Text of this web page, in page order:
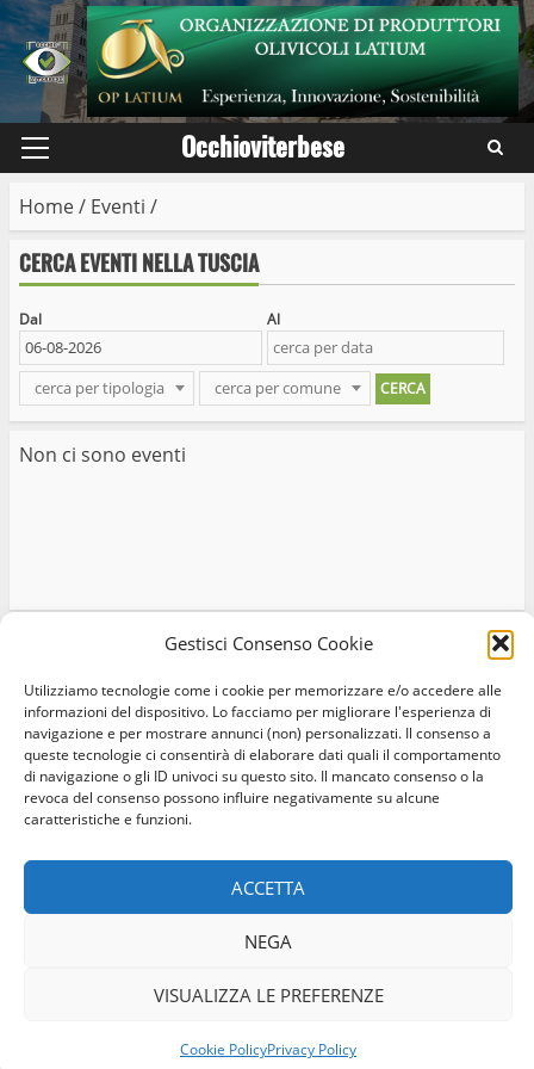
Gestisci Consenso Cookie
Utilizziamo tecnologie come i cookie per memorizzare e/o accedere alle
informazioni del dispositivo. Lo facciamo per migliorare l'esperienza di
navigazione e per mostrare annunci (non) personalizzati. Il consenso a
queste tecnologie ci consentirà di elaborare dati quali il comportamento
di navigazione o gli ID univoci su questo sito. Il mancato consenso o la
revoca del consenso possono influire negativamente su alcune
caratteristiche e funzioni.
ACCETTA
NEGA
VISUALIZZA LE PREFERENZE
Cookie PolicyPrivacy Policy
Skip
to
content
Primary
Occhioviterbese
Home/ Eventi /
CERCA EVENTI NELLA TUSCIA
Dal Al
cerca per tipologia cerca per comune
Non ci sono eventi
Home Privacy Policy Cookie Policy Contatti
FacebookInstagram
Twitter
© Occhio Viterbese - Codice 90148040562 - N° iscrizione
Realizzato da:Coopyleft